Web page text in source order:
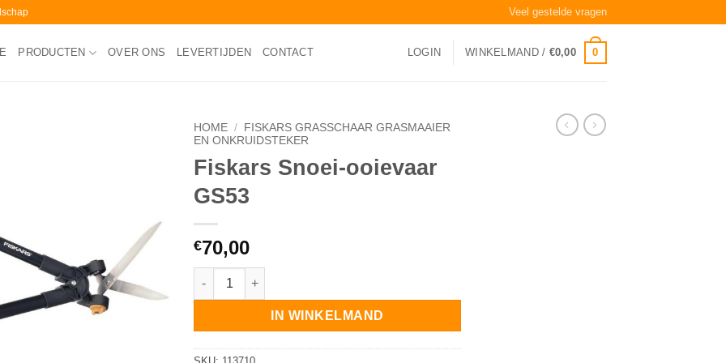
Veel gestelde vragen
PRODUCTEN OVER ONS LEVERTIJDEN CONTACT LOGIN WINKELMAND / €0,00 0
HOME /
FISKARS GRASSCHAAR GRASMAAIER
EN ONKRUIDSTEKER
Fiskars Snoei-ooievaar
GS53
€70,00
Fiskars Snoei-ooievaar GS53 aantal
IN WINKELMAND